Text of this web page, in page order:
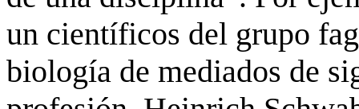
un científicos del grupo
biología de mediados de